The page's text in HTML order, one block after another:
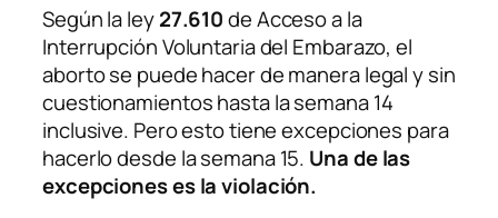
Según la ley27.610de Acceso a la
Interrupción Voluntaria del Embarazo, el
aborto se puede hacer de manera legal y sin
cuestionamientos hasta la semana 14
inclusive. Pero esto tiene excepciones para
hacerlo desde la semana 15. Una de las
excepciones es la violación.